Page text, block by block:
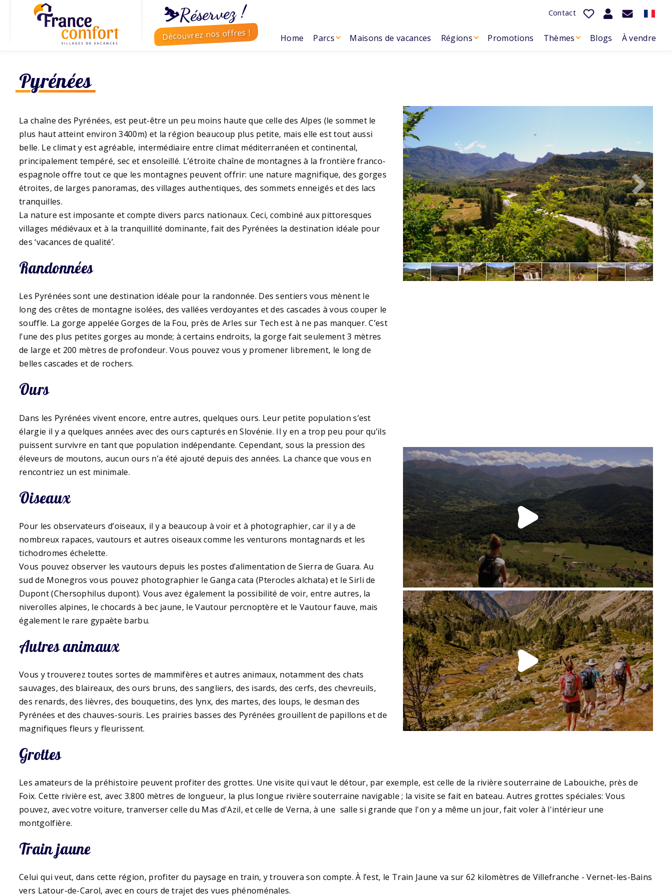
⛷️Réservez !
Découvrez nos offres !
Contact
Home Parcs Maisons de vacances Régions Promotions Thèmes Blogs À vendre
Pyrénées
La chaîne des Pyrénées, est peut-être un peu moins haute que celle des Alpes (le sommet le
plus haut atteint environ 3400m) et la région beaucoup plus petite, mais elle est tout aussi
belle. Le climat y est agréable, intermédiaire entre climat méditerranéen et continental,
principalement tempéré, sec et ensoleillé. L’étroite chaîne de montagnes à la frontière franco-
espagnole offre tout ce que les montagnes peuvent offrir: une nature magnifique, des gorges
étroites, de larges panoramas, des villages authentiques, des sommets enneigés et des lacs
tranquilles.
La nature est imposante et compte divers parcs nationaux. Ceci, combiné aux pittoresques
villages médiévaux et à la tranquillité dominante, fait des Pyrénées la destination idéale pour
des ‘vacances de qualité’.
Randonnées
Les Pyrénées sont une destination idéale pour la randonnée. Des sentiers vous mènent le
long des crêtes de montagne isolées, des vallées verdoyantes et des cascades à vous couper le
souffle. La gorge appelée Gorges de la Fou, près de Arles sur Tech est à ne pas manquer. C’est
l’une des plus petites gorges au monde; à certains endroits, la gorge fait seulement 3 mètres
de large et 200 mètres de profondeur. Vous pouvez vous y promener librement, le long de
belles cascades et de rochers.
Ours
Dans les Pyrénées vivent encore, entre autres, quelques ours. Leur petite population s’est
élargie il y a quelques années avec des ours capturés en Slovénie. Il y en a trop peu pour qu’ils
puissent survivre en tant que population indépendante. Cependant, sous la pression des
éleveurs de moutons, aucun ours n’a été ajouté depuis des années. La chance que vous en
rencontriez un est minimale.
Oiseaux
Pour les observateurs d’oiseaux, il y a beaucoup à voir et à photographier, car il y a de
nombreux rapaces, vautours et autres oiseaux comme les venturons montagnards et les
tichodromes échelette.
Vous pouvez observer les vautours depuis les postes d’alimentation de Sierra de Guara. Au
sud de Monegros vous pouvez photographier le Ganga cata (Pterocles alchata) et le Sirli de
Dupont (Chersophilus dupont). Vous avez également la possibilité de voir, entre autres, la
niverolles alpines, le chocards à bec jaune, le Vautour percnoptère et le Vautour fauve, mais
également le rare gypaète barbu.
Autres animaux
Vous y trouverez toutes sortes de mammifères et autres animaux, notamment des chats
sauvages, des blaireaux, des ours bruns, des sangliers, des isards, des cerfs, des chevreuils,
des renards, des lièvres, des bouquetins, des lynx, des martes, des loups, le desman des
Pyrénées et des chauves-souris. Les prairies basses des Pyrénées grouillent de papillons et de
magnifiques fleurs y fleurissent.
Grottes
Les amateurs de la préhistoire peuvent profiter des grottes. Une visite qui vaut le détour, par exemple, est celle de la rivière souterraine de Labouiche, près de
Foix. Cette rivière est, avec 3.800 mètres de longueur, la plus longue rivière souterraine navigable ; la visite se fait en bateau. Autres grottes spéciales: Vous
pouvez, avec votre voiture, tranverser celle du Mas d'Azil, et celle de Verna, à une salle si grande que l'on y a même un jour, fait voler à l'intérieur une
montgolfière.
Train jaune
Celui qui veut, dans cette région, profiter du paysage en train, y trouvera son compte. À l’est, le Train Jaune va sur 62 kilomètres de Villefranche - Vernet-les-Bains
vers Latour-de-Carol, avec en cours de trajet des vues phénoménales.